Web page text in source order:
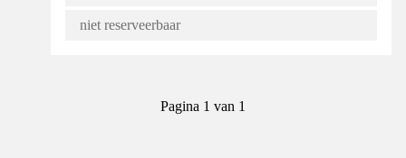
niet reserveerbaar
Pagina 1 van 1